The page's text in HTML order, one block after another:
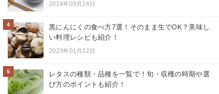
2024年03月26日
4
黒にんにくの食べ方7選！そのまま生でOK？美味し
い料理レシピも紹介！
2023年01月22日
5
レタスの種類・品種を一覧で！旬・収穫の時期や選
び方のポイントも紹介！